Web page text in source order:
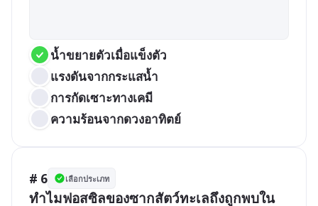
น้ำขยายตัวเมื่อแข็งตัว
แรงดันจากกระแสน้ำ
การกัดเซาะทางเคมี
ความร้อนจากดวงอาทิตย์
# 6 เลือกประเภท
ทำไมฟอสซิลของซากสัตว์ทะเลถึงถูกพบใน